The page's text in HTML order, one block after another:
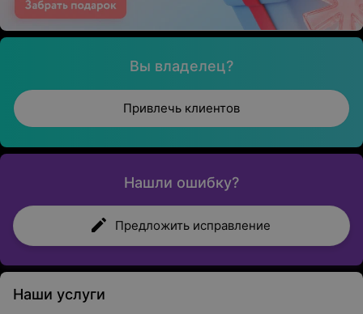
Вы владелец?
Привлечь клиентов
Нашли ошибку?
Предложить исправление
Наши услуги